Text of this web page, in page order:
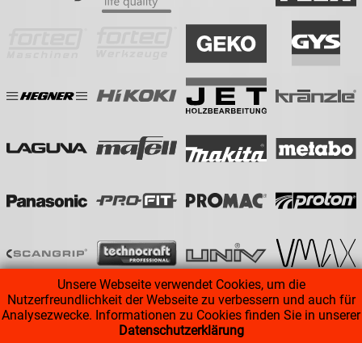
Unsere Webseite verwendet Cookies, um die
Nutzerfreundlichkeit der Webseite zu verbessern und auch für
Analysezwecke. Informationen zu Cookies finden Sie in unserer
Datenschutzerklärung